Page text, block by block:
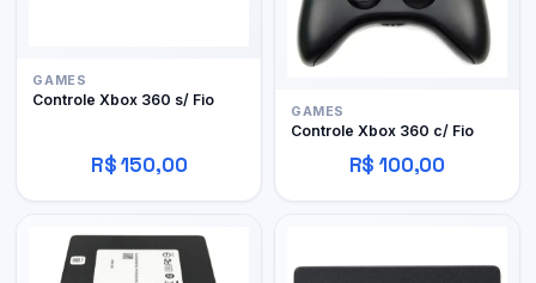
GAMES
Controle Xbox 360 s/ Fio
R$ 150,00
GAMES
Controle Xbox 360 c/ Fio
R$ 100,00